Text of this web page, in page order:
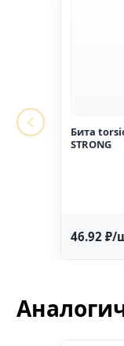
Бита
STRONG
46.92 ₽/